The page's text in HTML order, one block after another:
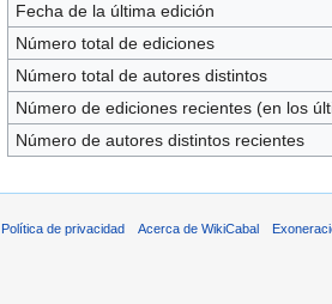
Fecha de la última edición
Número total de ediciones
Número total de autores distintos
Número de ediciones recientes (en los
Número de autores distintos recientes
Política de privacidad Acerca de WikiCabal